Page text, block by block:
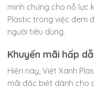
minh chứng cho nỗ lực
Plastic trong việc đem
người tiêu dùng.
Khuyến mãi hấp
Hiện nay, Việt Xanh
mãi đặc biệt dành cho